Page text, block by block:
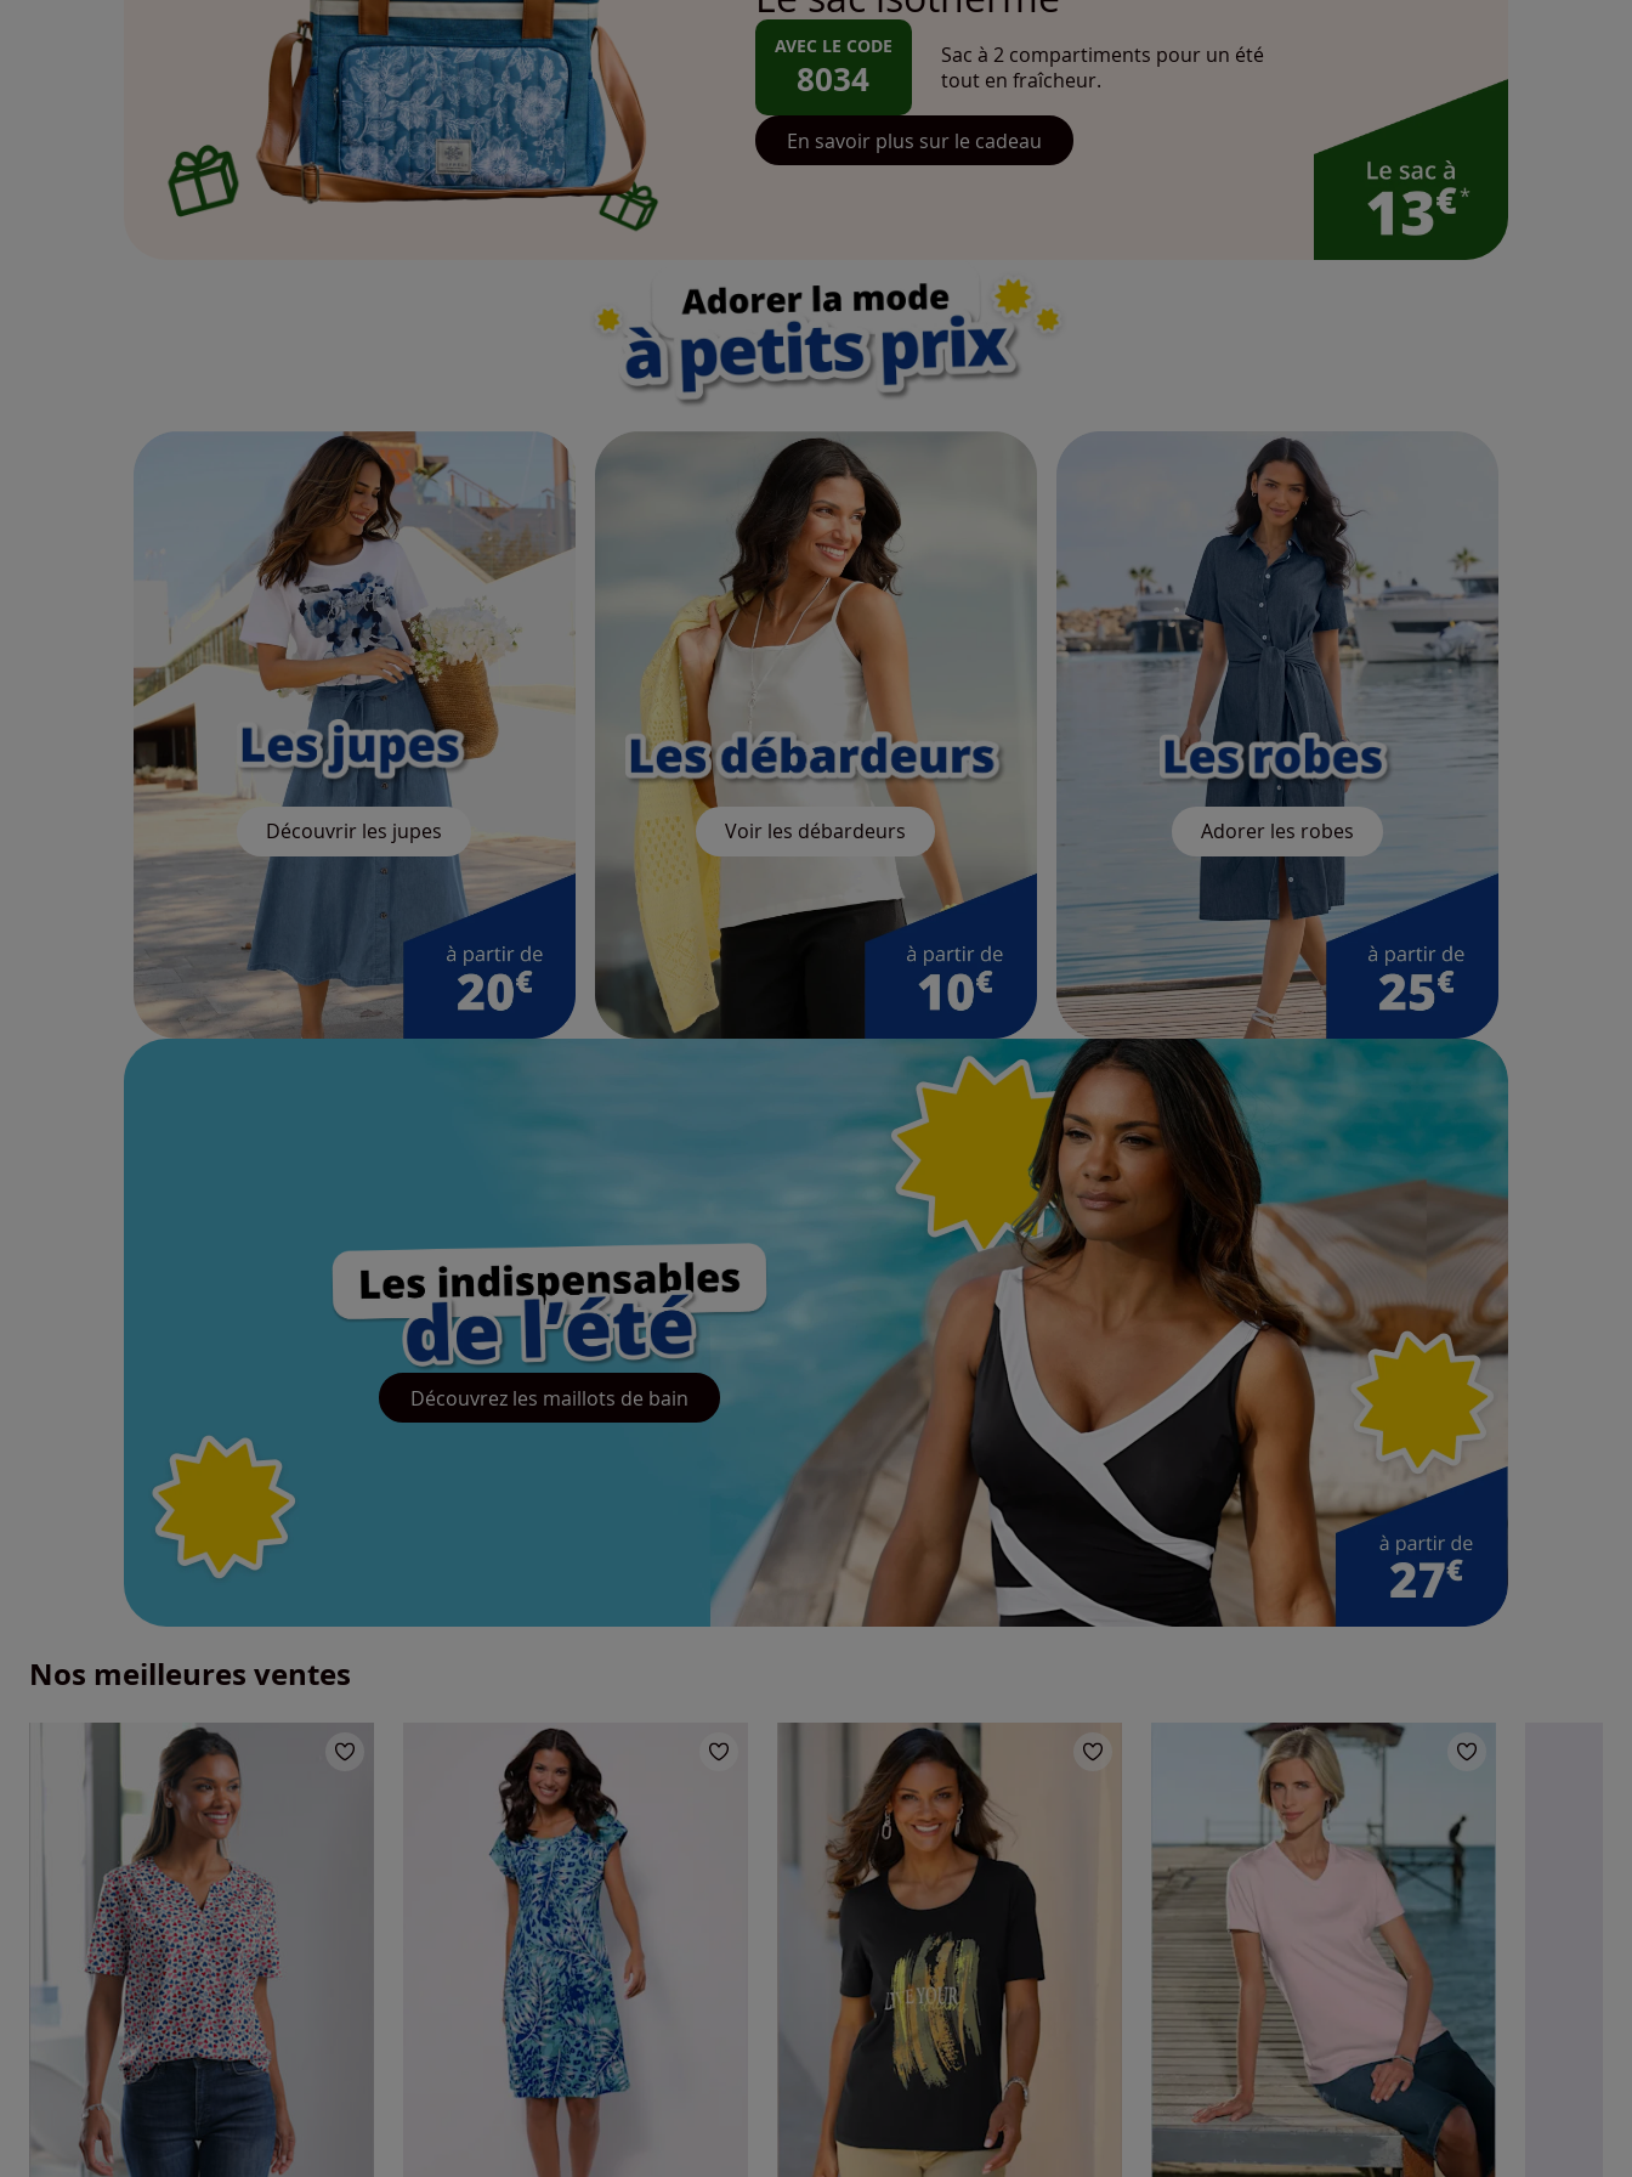
AVEC LE CODE
8034
Sac à 2 compartiments pour un été
tout en fraîcheur.
En savoir plus sur le cadeau
Découvrir les jupes Voir les débardeurs Adorer les robes
Découvrez les maillots de bain
Nos meilleures ventes